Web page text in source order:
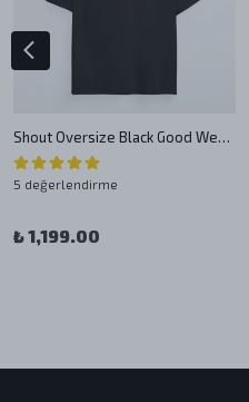
Shout Oversize Black Good Weed Good Life Oldschool Unisex T-Shirt
5 değerlendirme
₺ 1,199.00